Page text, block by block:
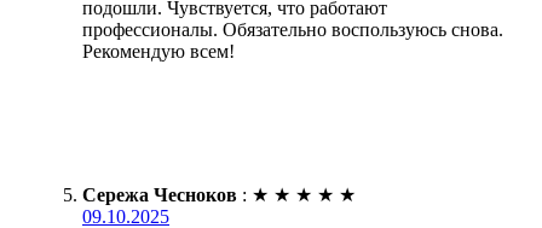
подошли. Чувствуется, что работают
профессионалы. Обязательно воспользуюсь снова.
Рекомендую всем!
Сережа Чесноков : ★ ★ ★ ★ ★
09.10.2025